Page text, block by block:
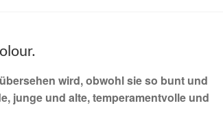
wird, obwohl sie so bunt und
junge und alte, temperamentvolle und